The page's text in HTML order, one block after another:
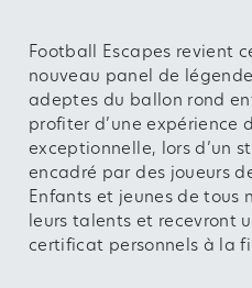
Football Escapes revient
nouveau panel de
adeptes du ballon rond
profiter d’une expérience
exceptionnelle, lors d’un
encadré par des joueurs
Enfants et jeunes de tous
leurs talents et recevront
certificat personnels à la